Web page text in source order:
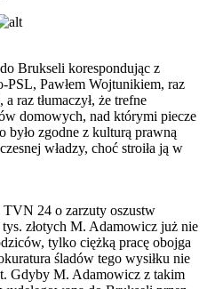
Brukseli korespondując z
PSL, Pawłem Wojtunikiem, raz
raz tłumaczył, że trefne
domowych, nad którymi piecze
było zgodne z kulturą prawną
władzy, choć stroiła ją w
24 o zarzuty oszustw
złotych M. Adamowicz już nie
tylko ciężką pracę obojga
śladów tego wysiłku nie
Gdyby M. Adamowicz z takim